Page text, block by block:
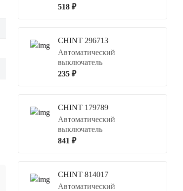
518 ₽
CHINT 296713
Автоматический
выключатель
235 ₽
CHINT 179789
Автоматический
выключатель
841 ₽
CHINT 814017
Автоматический